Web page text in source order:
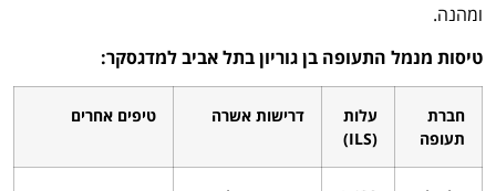
ומהנה.
טיסות מנמל התעופה בן גוריון בתל אביב למדגסקר:
חברת
תעופה
עלות
(ILS)
דרישות אשרה טיפים אחרים